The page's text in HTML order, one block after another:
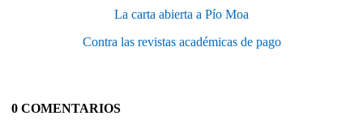
La carta abierta a Pío Moa
Contra las revistas académicas de pago
0 COMENTARIOS